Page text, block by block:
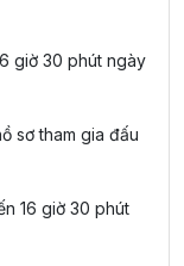
giờ 30 phút ngày
sơ tham gia đấu
16 giờ 30 phút